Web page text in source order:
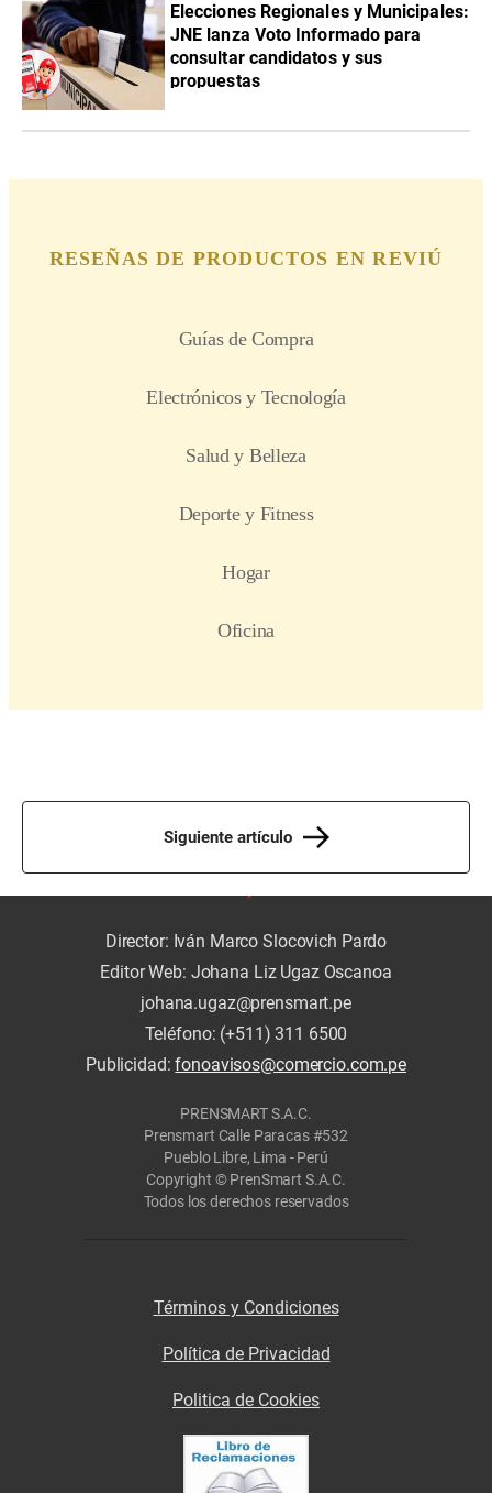
Elecciones Regionales y Municipales:
JNE lanza Voto Informado para
consultar candidatos y sus
propuestas
Siguiente artículo
Director: Iván Marco Slocovich Pardo
Editor Web: Johana Liz Ugaz Oscanoa
johana.ugaz@prensmart.pe
Teléfono: (+511) 311 6500
Publicidad:fonoavisos@comercio.com.pe
PRENSMART S.A.C.
Prensmart Calle Paracas #532
Pueblo Libre, Lima - Perú
Copyright © PrenSmart S.A.C.
Todos los derechos reservados
Términos y Condiciones
Política de Privacidad
Politica de Cookies